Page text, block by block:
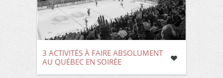
3 ACTIVITÉS À FAIRE ABSOLUMENT
AU QUÉBEC EN SOIRÉE